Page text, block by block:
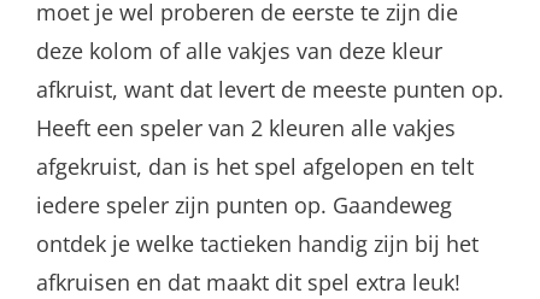
moet je wel proberen de eerste te zijn die
deze kolom of alle vakjes van deze kleur
afkruist, want dat levert de meeste punten op.
Heeft een speler van 2 kleuren alle vakjes
afgekruist, dan is het spel afgelopen en telt
iedere speler zijn punten op. Gaandeweg
ontdek je welke tactieken handig zijn bij het
afkruisen en dat maakt dit spel extra leuk!